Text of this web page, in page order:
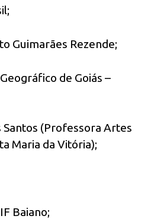
Guimarães Rezende;
de Goiás –
Santos (Professora Artes
Maria da Vitória);
Baiano;